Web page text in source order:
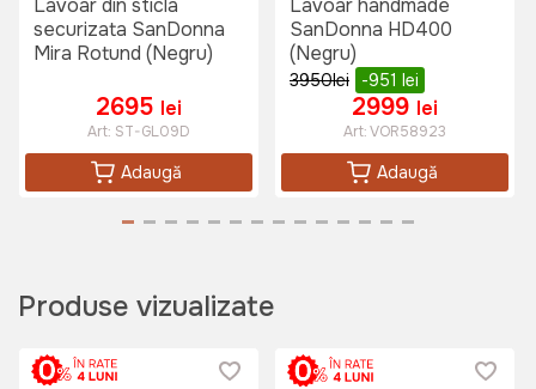
securizata SanDonna
Mira Rotund (Negru)
2695 lei
Art: ST-GL09D
Adaugă
SanDonna HD400
(Negru)
3950lei -951 lei
2999 lei
Art:VOR58923
Adaugă
Produse vizualizate